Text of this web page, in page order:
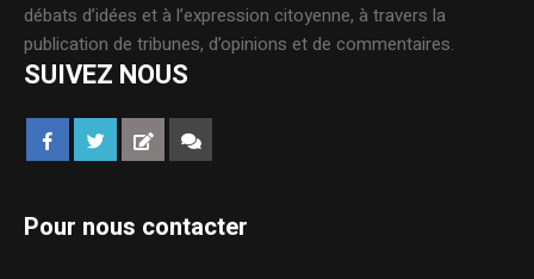
débats d’idées et à l’expression citoyenne, à travers la
publication de tribunes, d’opinions et de commentaires.
SUIVEZ NOUS
Pour nous contacter